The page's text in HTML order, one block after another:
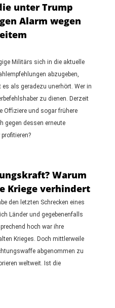
unter Trump
Alarm wegen
Militärs sich in die aktuelle
abzugeben,
es als geradezu unerhört. Wer in
zu dienen. Derzeit
Offiziere und sogar frühere
gegen dessen erneute
Warum
Kriege verhindert
den letzten Schrecken eines
Länder und gegebenenfalls
hoch war ihre
Krieges. Doch mittlerweile
abgenommen zu
weltweit. Ist die